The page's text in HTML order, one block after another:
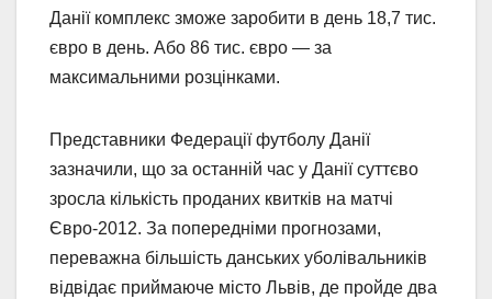
Данії комплекс зможе заробити в день 18,7 тис.
євро в день. Або 86 тис. євро — за
максимальними розцінками.
Представники Федерації футболу Данії
зазначили, що за останній час у Данії суттєво
зросла кількість проданих квитків на матчі
Євро-2012. За попередніми прогнозами,
переважна більшість данських уболівальників
відвідає приймаюче місто Львів, де пройде два